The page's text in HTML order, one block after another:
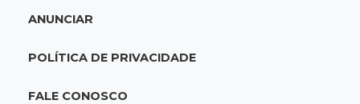
adolescente atropelada no Amazonas
18:15 Nubank Parque
Palmeiras e Inter ficam no 0 a 0 pela 22ª
ANUNCIAR
POLÍTICA DE PRIVACIDADE
FALE CONOSCO